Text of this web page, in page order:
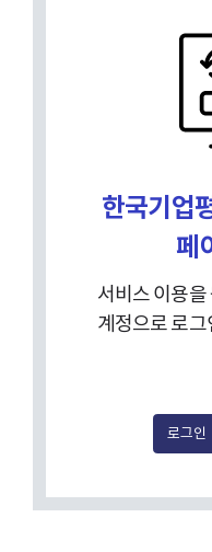
한국기업
페
서비스 이용을
계정으로 로
로그인